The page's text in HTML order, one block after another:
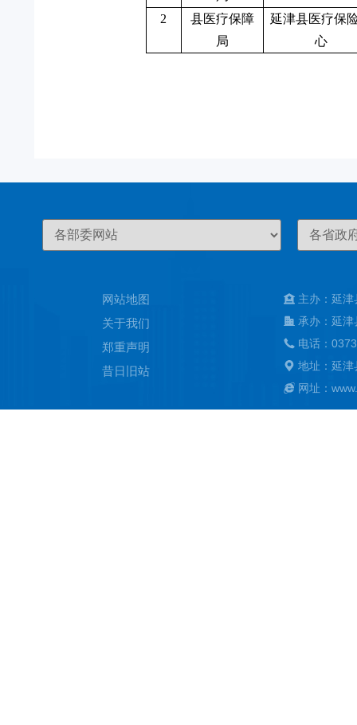
2
县医疗保障
局
延津县医疗保
心
网站地图
关于我们
郑重声明
昔日旧站
主办：延
承办：延
电话：
地址：延
网址：